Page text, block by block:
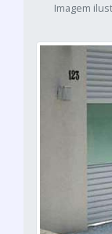
Imagem